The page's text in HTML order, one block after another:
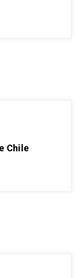
Chile